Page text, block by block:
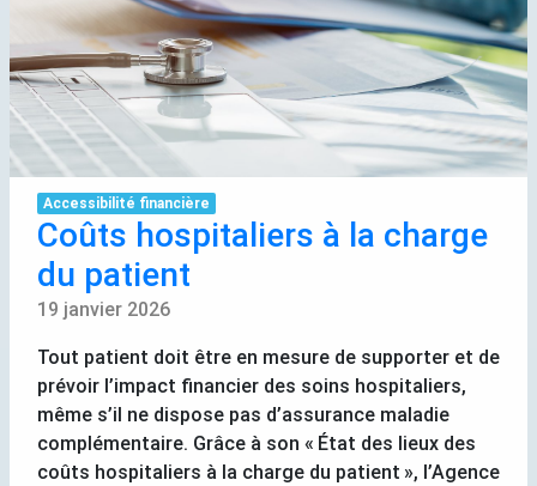
Accessibilité financière
Coûts hospitaliers à la charge
du patient
19 janvier 2026
Tout patient doit être en mesure de supporter et de
prévoir l’impact financier des soins hospitaliers,
même s’il ne dispose pas d’assurance maladie
complémentaire. Grâce à son « État des lieux des
coûts hospitaliers à la charge du patient », l’Agence